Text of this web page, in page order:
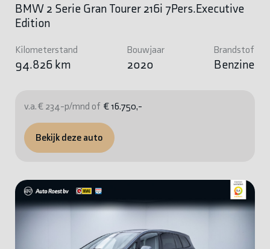
BMW 2 Serie Gran Tourer 216i 7Pers.Executive
Edition
Kilometerstand
94.826 km
Bouwjaar
2020
Brandstof
Benzine
v.a. € 234-p/mnd of € 16.750,-
Bekijk deze auto